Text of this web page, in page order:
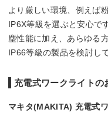
より厳しい環境、例えば
IP6X等級を選ぶと安心で
塵性能に加え、あらゆる
IP66等級の製品を検討し
充電式ワークライトの
マキタ(MAKITA) 充電式